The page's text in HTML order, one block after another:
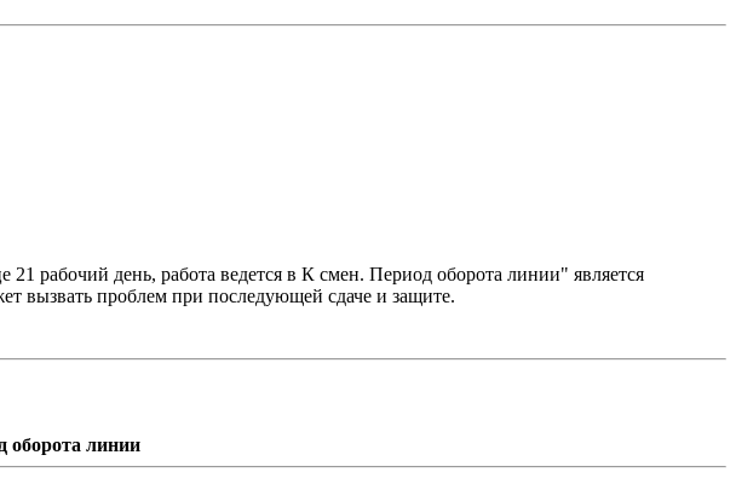
рабочий день, работа ведется в К смен. Период оборота линии" является
вызвать проблем при последующей сдаче и защите.
оборота линии